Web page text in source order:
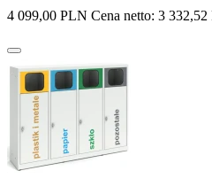
4 099,00 PLN Cena netto: 3